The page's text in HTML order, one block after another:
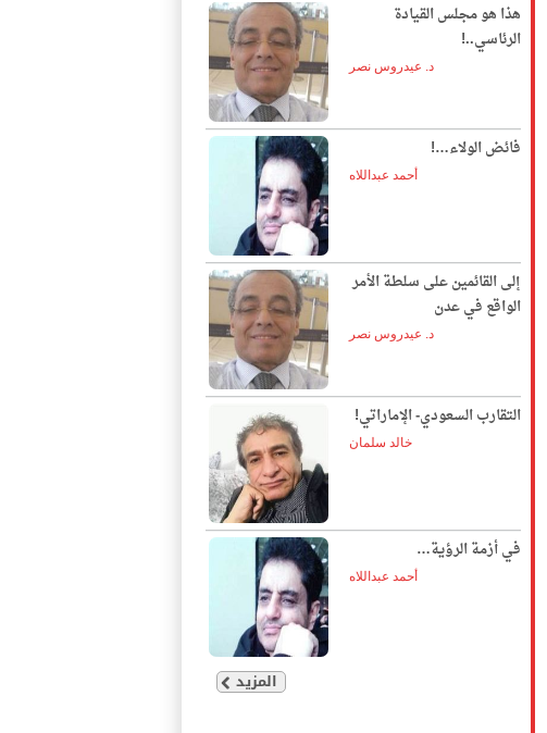
هذا هو مجلس القيادة
الرئاسي..!
د. عيدروس نصر
فائض الولاء…!
أحمد عبداللاه
إلى القائمين على سلطة الأمر
الواقع في عدن
د. عيدروس نصر
التقارب السعودي- الإماراتي!
خالد سلمان
في أزمة الرؤية…
أحمد عبداللاه
المزيد